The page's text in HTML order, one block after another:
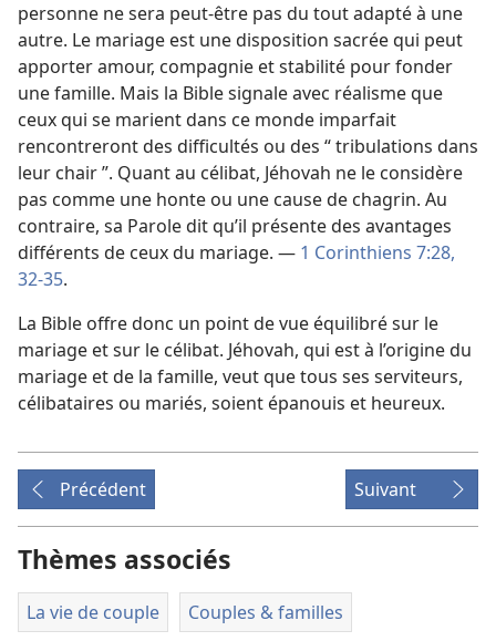
personne ne sera peut-être pas du tout adapté à une
autre. Le mariage est une disposition sacrée qui peut
apporter amour, compagnie et stabilité pour fonder
une famille. Mais la Bible signale avec réalisme que
ceux qui se marient dans ce monde imparfait
rencontreront des difficultés ou des “ tribulations dans
leur chair ”. Quant au célibat, Jéhovah ne le considère
pas comme une honte ou une cause de chagrin. Au
contraire, sa Parole dit qu’il présente des avantages
différents de ceux du mariage. — 1 Corinthiens 7:28,
32-35.
La Bible offre donc un point de vue équilibré sur le
mariage et sur le célibat. Jéhovah, qui est à l’origine du
mariage et de la famille, veut que tous ses serviteurs,
célibataires ou mariés, soient épanouis et heureux.
Précédent Suivant
Thèmes associés
La vie de couple Couples & familles